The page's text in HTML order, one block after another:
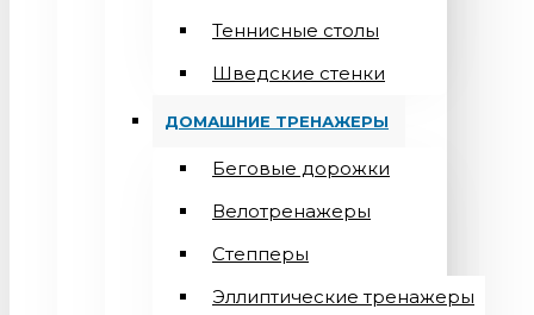
Теннисные столы
Шведские стенки
ДОМАШНИЕ ТРЕНАЖЕРЫ
Беговые дорожки
Велотренажеры
Степперы
Эллиптические тренажеры